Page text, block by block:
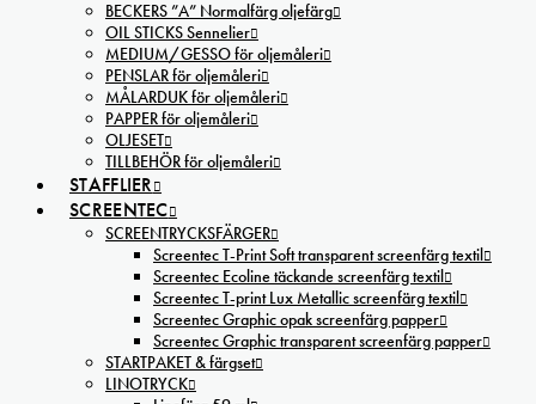
BECKERS ”A” Normalfärg oljefärg
OIL STICKS Sennelier
MEDIUM/GESSO för oljemåleri
PENSLAR för oljemåleri
MÅLARDUK för oljemåleri
PAPPER för oljemåleri
OLJESET
TILLBEHÖR för oljemåleri
STAFFLIER
SCREENTEC
SCREENTRYCKSFÄRGER
Screentec T-Print Soft transparent screenfärg textil
Screentec Ecoline täckande screenfärg textil
Screentec T-print Lux Metallic screenfärg textil
Screentec Graphic opak screenfärg papper
Screentec Graphic transparent screenfärg papper
STARTPAKET & färgset
LINOTRYCK